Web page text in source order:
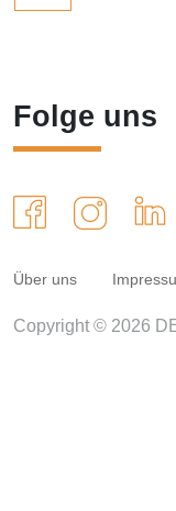
Folge uns
Über uns
Copyright © 2026